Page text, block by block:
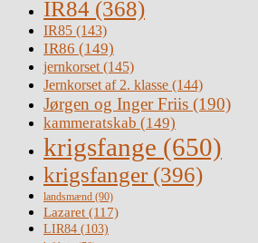
IR84 (368)
IR85 (143)
IR86 (149)
jernkorset(145)
Jernkorset af 2. klasse (144)
Jørgen og Inger Friis (190)
kammeratskab (149)
krigsfange (650)
krigsfanger (396)
landsmænd (90)
Lazaret (117)
LIR84 (103)